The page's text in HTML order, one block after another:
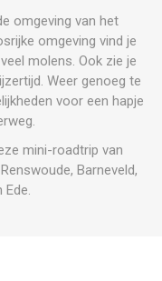
omgeving van het
omgeving vind je
molens. Ook zie je
Weer genoeg te
voor een hapje
mini-roadtrip van
Barneveld,
Ede.